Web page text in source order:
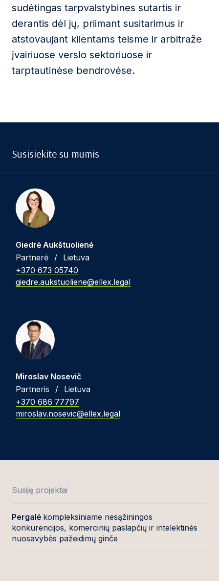
sudėtingas tarpvalstybines sutartis ir
derantis dėl jų, priimant susitarimus ir
atstovaujant klientams teisme ir arbitraže
įvairiuose verslo sektoriuose ir
tarptautinėse bendrovėse.
Susisiekite su mumis
Giedrė Aukštuolienė
Partnerė
/
Lietuva
+370 673 05740
giedre.aukstuoliene@ellex.legal
Miroslav Nosevič
Partneris
/
Lietuva
+370 686 77797
miroslav.nosevic@ellex.legal
Susiję projektai
Pergalė kompleksiniame nesąžiningos
konkurencijos, komercinių paslapčių ir intelektinės
nuosavybės pažeidimų ginče